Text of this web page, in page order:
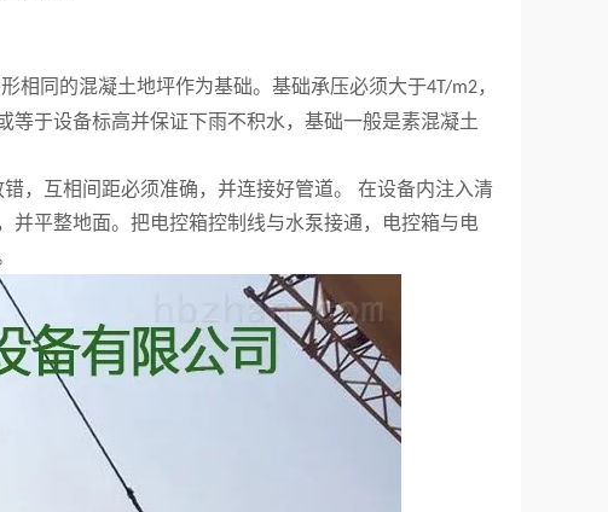
相同的混凝土地坪作为基础。基础承压必须大于4T/m2，
于设备标高并保证下雨不积水，基础一般是素混凝土
，互相间距必须准确，并连接好管道。 在设备内注入清
并平整地面。把电控箱控制线与水泵接通，电控箱与电